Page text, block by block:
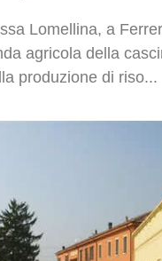
Lomellina, a
agricola della
produzione di riso...